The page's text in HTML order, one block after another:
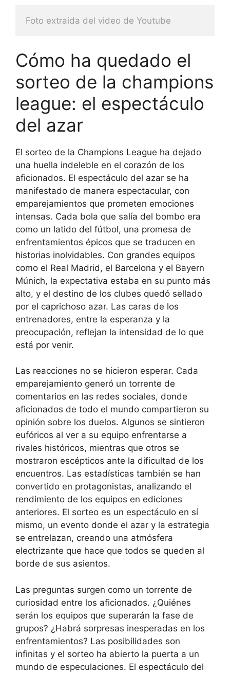
Foto extraida del video de Youtube
Cómo ha quedado el
sorteo de la champions
league: el espectáculo
del azar
El sorteo de la Champions League ha dejado
una huella indeleble en el corazón de los
aficionados. El espectáculo del azar se ha
manifestado de manera espectacular, con
emparejamientos que prometen emociones
intensas. Cada bola que salía del bombo era
como un latido del fútbol, una promesa de
enfrentamientos épicos que se traducen en
historias inolvidables. Con grandes equipos
como el Real Madrid, el Barcelona y el Bayern
Múnich, la expectativa estaba en su punto más
alto, y el destino de los clubes quedó sellado
por el caprichoso azar. Las caras de los
entrenadores, entre la esperanza y la
preocupación, reflejan la intensidad de lo que
está por venir.
Las reacciones no se hicieron esperar. Cada
emparejamiento generó un torrente de
comentarios en las redes sociales, donde
aficionados de todo el mundo compartieron su
opinión sobre los duelos. Algunos se sintieron
eufóricos al ver a su equipo enfrentarse a
rivales históricos, mientras que otros se
mostraron escépticos ante la dificultad de los
encuentros. Las estadísticas también se han
convertido en protagonistas, analizando el
rendimiento de los equipos en ediciones
anteriores. El sorteo es un espectáculo en sí
mismo, un evento donde el azar y la estrategia
se entrelazan, creando una atmósfera
electrizante que hace que todos se queden al
borde de sus asientos.
Las preguntas surgen como un torrente de
curiosidad entre los aficionados. ¿Quiénes
serán los equipos que superarán la fase de
grupos? ¿Habrá sorpresas inesperadas en los
enfrentamientos? Las posibilidades son
infinitas y el sorteo ha abierto la puerta a un
mundo de especulaciones. El espectáculo del